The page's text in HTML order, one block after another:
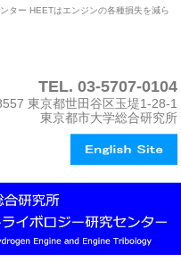
ター HEETはエンジンの各種損失を減ら
TEL. 03-5707-0104
東京都世田谷区玉堤1-28-1
東京都市大学総合研究所